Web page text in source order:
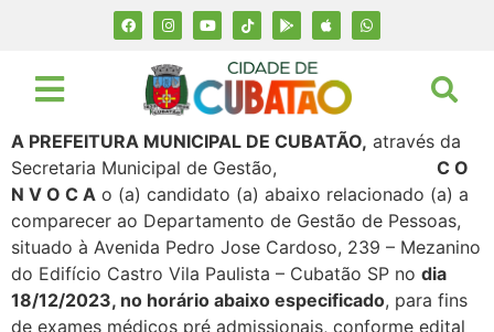
A PREFEITURA MUNICIPAL DE CUBATÃO, através da
Secretaria Municipal de Gestão, C O
N V O C A o (a) candidato (a) abaixo relacionado (a) a
comparecer ao Departamento de Gestão de Pessoas,
situado à Avenida Pedro Jose Cardoso, 239 – Mezanino
do Edifício Castro Vila Paulista – Cubatão SP no dia
18/12/2023, no horário abaixo especificado, para fins
de exames médicos pré admissionais, conforme edital